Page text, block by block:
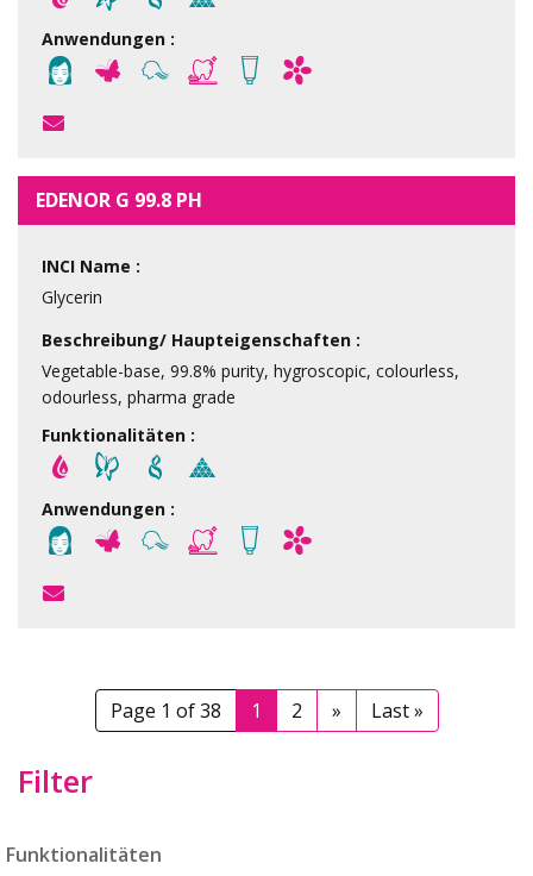
Anwendungen :
EDENOR G 99.8 PH
INCI Name :
Glycerin
Beschreibung/ Haupteigenschaften :
Vegetable-base, 99.8% purity, hygroscopic, colourless,
odourless, pharma grade
Funktionalitäten :
Anwendungen :
Page 1 of 38 1 2 » Last »
Filter
Funktionalitäten